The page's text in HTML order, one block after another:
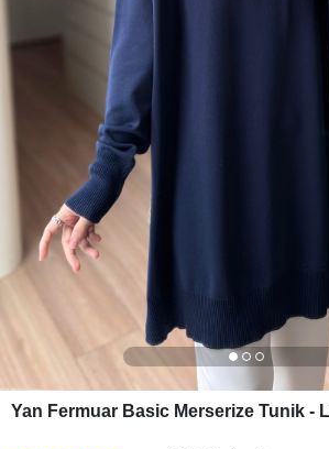
Yan Fermuar Basic Merserize Tunik -